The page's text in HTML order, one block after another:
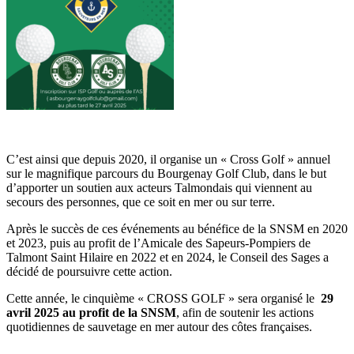
C’est ainsi que depuis 2020, il organise un « Cross Golf » annuel
sur le magnifique parcours du Bourgenay Golf Club, dans le but
d’apporter un soutien aux acteurs Talmondais qui viennent au
secours des personnes, que ce soit en mer ou sur terre.
Après le succès de ces événements au bénéfice de la SNSM en 2020
et 2023, puis au profit de l’Amicale des Sapeurs-Pompiers de
Talmont Saint Hilaire en 2022 et en 2024, le Conseil des Sages a
décidé de poursuivre cette action.
Cette année, le cinquième « CROSS GOLF » sera organisé le 29
avril 2025 au profit de la SNSM, afin de soutenir les actions
quotidiennes de sauvetage en mer autour des côtes françaises.